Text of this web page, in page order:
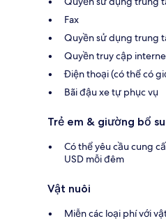
Fax
Quyền sử dụng trung
Quyền truy cập
Điện thoại (có thể có
Bãi đậu xe tự phục vụ
Trẻ em & giường bổ
Có thể yêu cầu cung
USD mỗi đêm
Vật nuôi
Miễn các loại phí với